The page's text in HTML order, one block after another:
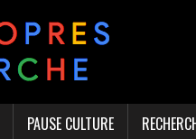
PAUSE CULTURE